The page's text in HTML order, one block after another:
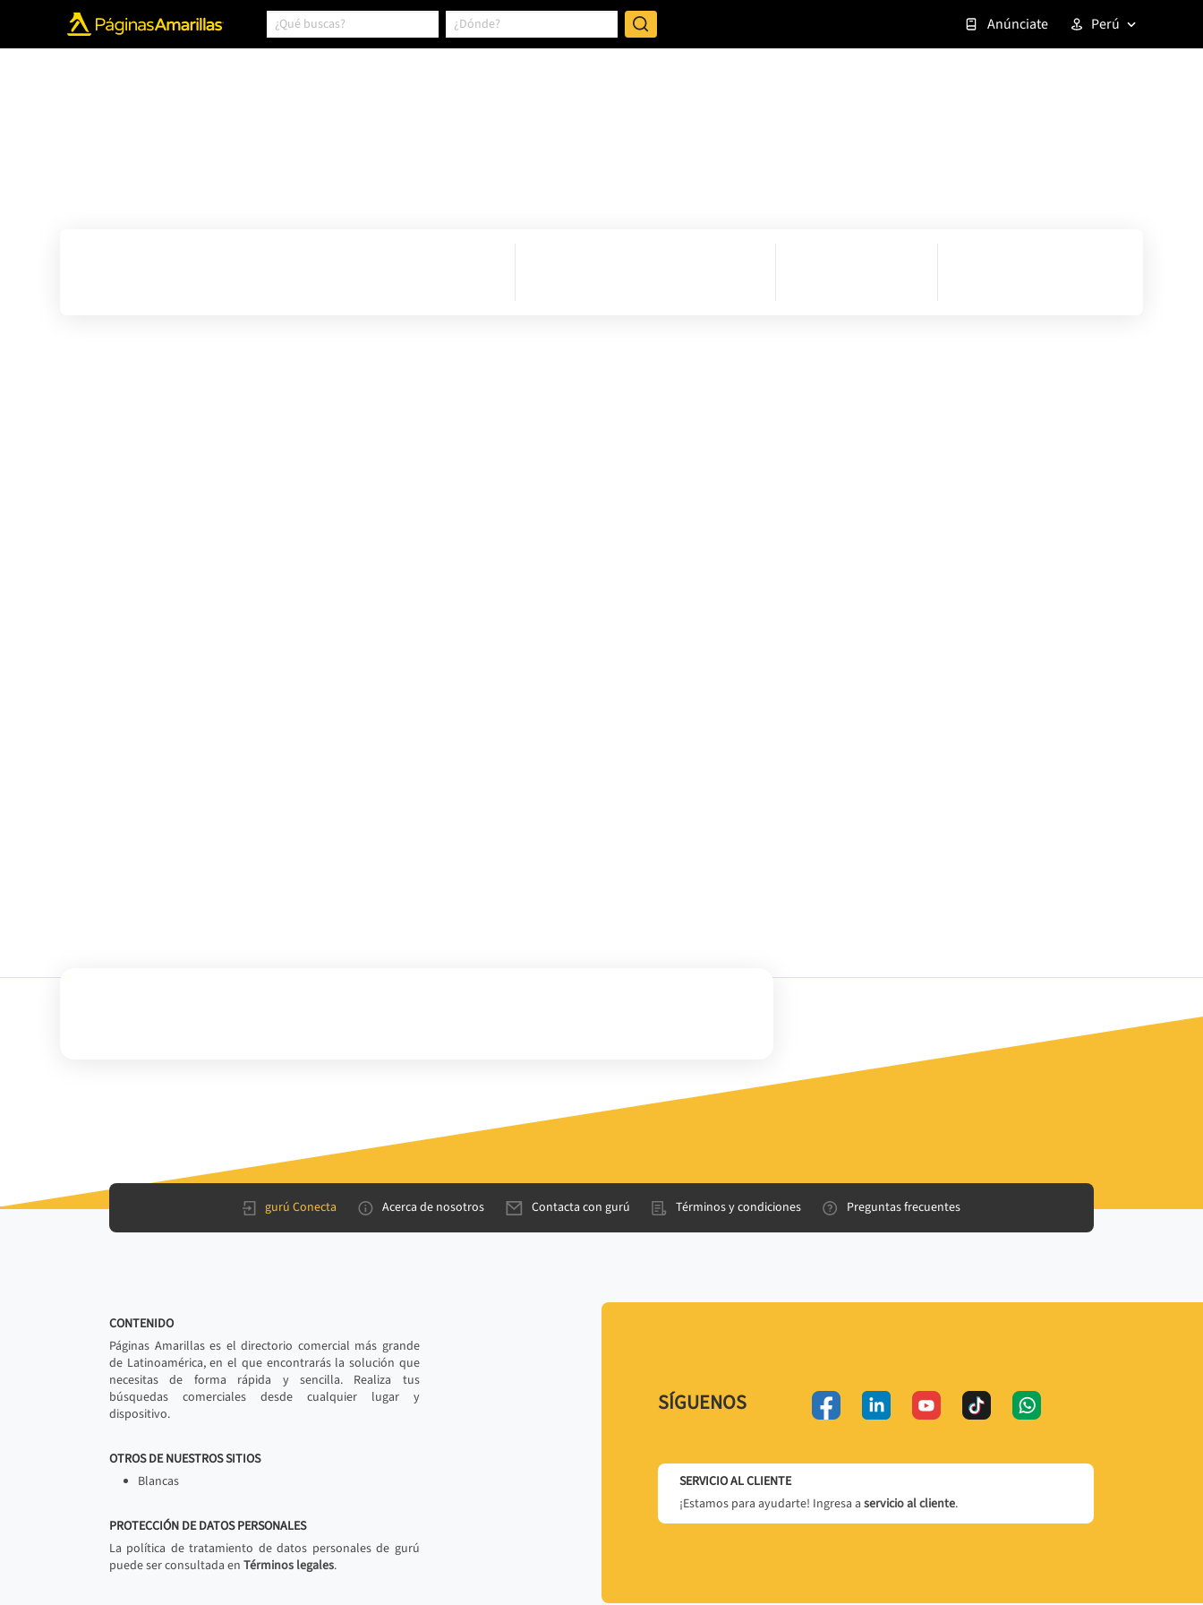
Anúnciate Perú
gurú Conecta Acerca de nosotros Contacta con gurú Términos y condiciones Preguntas frecuentes
CONTENIDO
Páginas Amarillas es el directorio comercial más grande
de Latinoamérica, en el que encontrarás la solución que
necesitas de forma rápida y sencilla. Realiza tus
búsquedas comerciales desde cualquier lugar y
dispositivo.
OTROS DE NUESTROS SITIOS
Blancas
PROTECCIÓN DE DATOS PERSONALES
La política de tratamiento de datos personales de gurú
puede ser consultada en Términos legales.
SÍGUENOS
SERVICIO AL CLIENTE
¡Estamos para ayudarte! Ingresa a servicio al cliente.